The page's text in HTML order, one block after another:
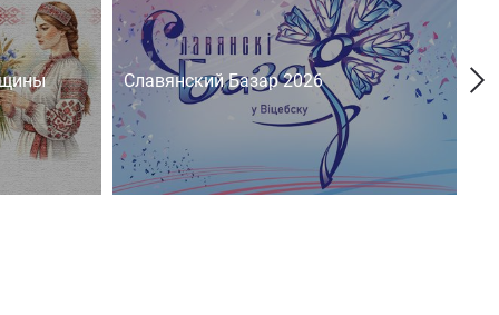
Славянский Базар 2026